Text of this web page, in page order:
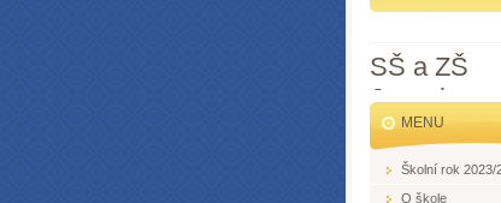
SŠ a ZŠ
Jesenice
MENU
Školní rok 2023/
O škole